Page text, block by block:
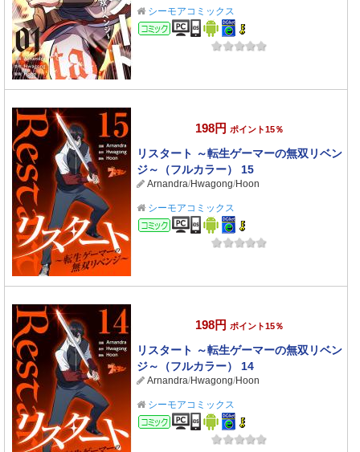
シーモアコミックス
コミック
198円 ポイント15％
リスタート ～転生ゲーマーの無双リベン
ジ～（フルカラー） 15
Arnandra/Hwagong/Hoon
シーモアコミックス
コミック
198円 ポイント15％
リスタート ～転生ゲーマーの無双リベン
ジ～（フルカラー） 14
Arnandra/Hwagong/Hoon
シーモアコミックス
コミック